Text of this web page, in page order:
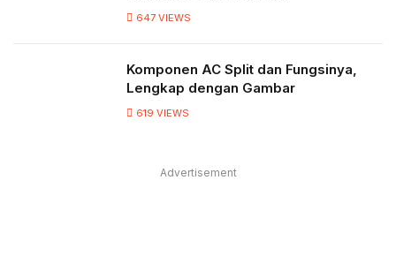
647 VIEWS
Komponen AC Split dan Fungsinya,
Lengkap dengan Gambar
619 VIEWS
Advertisement